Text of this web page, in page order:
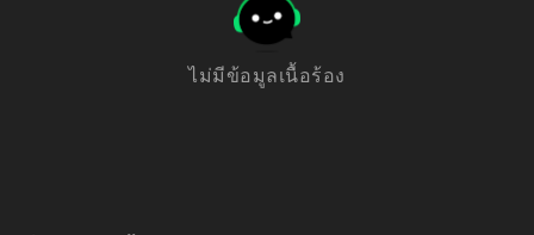
ไม่มีข้อมูลเนื้อร้อง